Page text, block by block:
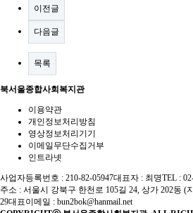
이전글
다음글
목록
북서울종합사회복지관
이용약관
개인정보처리방침
영상정보처리기기
이메일무단수집거부
인트라넷
사업자등록번호 : 210-82-05947대표자 : 최명TEL :
주소 : 서울시 강북구 한천로 105길 24, 상가 202동 (
29대표이메일 : bun2bok@hanmail.net